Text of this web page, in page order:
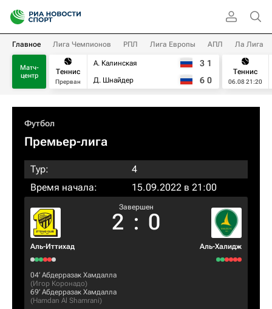
Главное Лига Чемпионов РПЛ Лига Европы АПЛ Ла Лига
Матч-
центр
Теннис
Прерван
А. Калинская
Д. Шнайдер
3 1
6 0
Теннис
06.08 21:20
Футбол
Премьер-лига
Тур:
4
Время начала:
15.09.2022 в 21:00
Аль-Иттихад
Завершен
2 : 0
Аль-Халидж
04‎’‎ Абдерразак Хамдалла
(Игор Коронадо)
69‎’‎ Абдерразак Хамдалла
(Hamdan Al Shamrani)